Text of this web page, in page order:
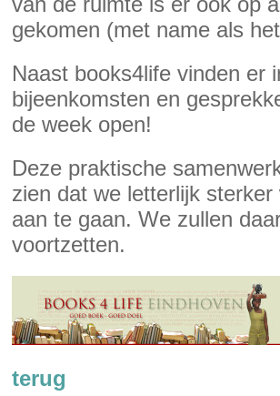
gekomen (met name als
Naast books4life vinden er
bijeenkomsten en
de week open!
Deze praktische
zien dat we letterlijk
aan te gaan. We zullen
voortzetten.
terug